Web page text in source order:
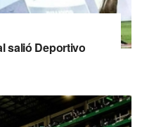
salió Deportivo